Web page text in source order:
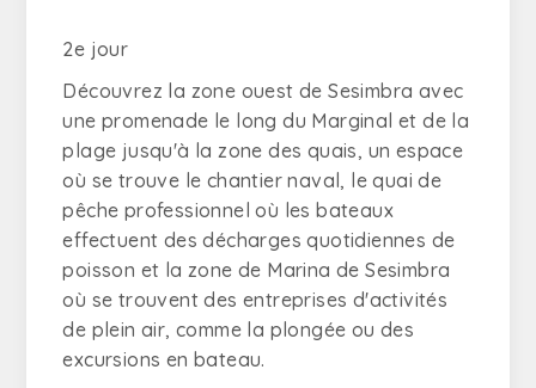
2e jour
Découvrez la zone ouest de Sesimbra avec
une promenade le long du Marginal et de la
plage jusqu'à la zone des quais, un espace
où se trouve le chantier naval, le quai de
pêche professionnel où les bateaux
effectuent des décharges quotidiennes de
poisson et la zone de Marina de Sesimbra
où se trouvent des entreprises d'activités
de plein air, comme la plongée ou des
excursions en bateau.